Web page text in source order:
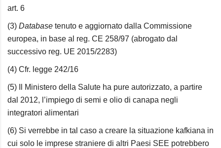
art. 6
(3) Database tenuto e aggiornato dalla Commissione
europea, in base al reg. CE 258/97 (abrogato dal
successivo reg. UE 2015/2283)
(4) Cfr. legge 242/16
(5) Il Ministero della Salute ha pure autorizzato, a partire
dal 2012, l’impiego di semi e olio di canapa negli
integratori alimentari
(6) Si verrebbe in tal caso a creare la situazione kafkiana in
cui solo le imprese straniere di altri Paesi SEE potrebbero